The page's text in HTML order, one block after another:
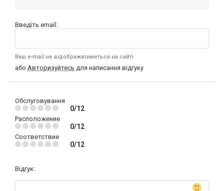
Введіть email:
Ваш e-mail не відображатиметься на сайті
або Авторизуйтесь для написання відгуку
Обслуговування
0/12
Расположение
0/12
Соответствие
0/12
Відгук: